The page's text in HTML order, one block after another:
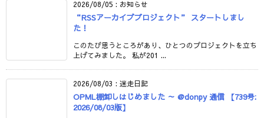
2026/08/05 : お知らせ
“RSSアーカイブプロジェクト” スタートしまし
た！
このたび思うところがあり、ひとつのプロジェクトを立ち
上げてみました。 私が201 ...
2026/08/03 : 迷走日記
OPML棚卸しはじめました ～ @donpy 通信 【739号:
2026/08/03版】